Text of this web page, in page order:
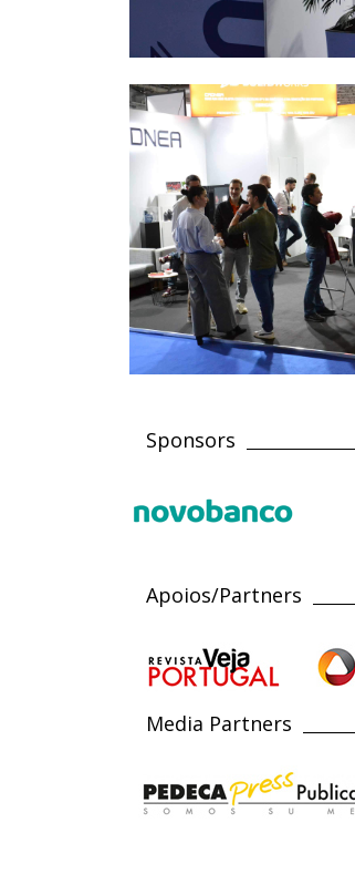
Sponsors
Apoios/Partners
Media Partners